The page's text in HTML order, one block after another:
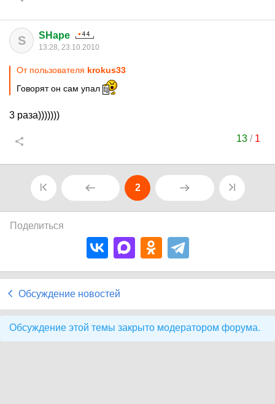
S SHape
13:28, 23.10.2010
От пользователя krokus33
Говорят он сам упал
3 раза)))))))
13 / 1
2
Поделиться
Обсуждение новостей
Обсуждение этой темы закрыто модератором форума.